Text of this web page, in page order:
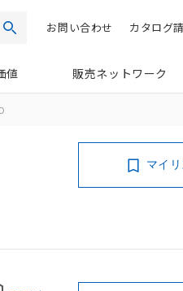
検索 カタログ
お問い合わせ
値 販売ネットワーク
マイ